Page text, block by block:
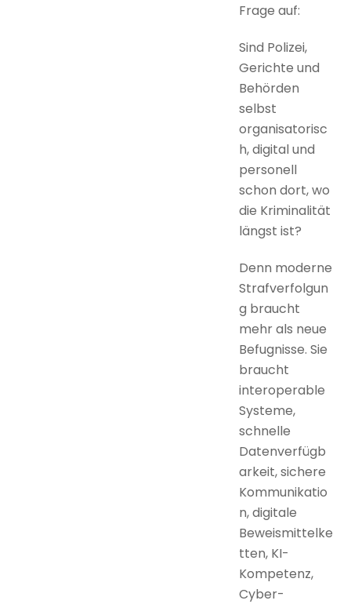
Frage auf:
Sind Polizei,
Gerichte und
Behörden
selbst
organisatorisc
h, digital und
personell
schon dort, wo
die Kriminalität
längst ist?
Denn moderne
Strafverfolgun
g braucht
mehr als neue
Befugnisse. Sie
braucht
interoperable
Systeme,
schnelle
Datenverfügb
arkeit, sichere
Kommunikatio
n, digitale
Beweismittelke
tten, KI-
Kompetenz,
Cyber-